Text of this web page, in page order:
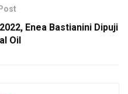
Enea Bastianini Dipuji
Oil